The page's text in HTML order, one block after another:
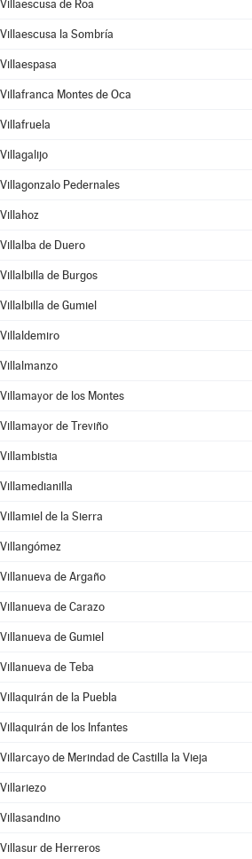
Villaescusa de Roa
Villaescusa la Sombría
Villaespasa
Villafranca Montes de Oca
Villafruela
Villagalijo
Villagonzalo Pedernales
Villahoz
Villalba de Duero
Villalbilla de Burgos
Villalbilla de Gumiel
Villaldemiro
Villalmanzo
Villamayor de los Montes
Villamayor de Treviño
Villambistia
Villamedianilla
Villamiel de la Sierra
Villangómez
Villanueva de Argaño
Villanueva de Carazo
Villanueva de Gumiel
Villanueva de Teba
Villaquirán de la Puebla
Villaquirán de los Infantes
Villarcayo de Merindad de Castilla la Vieja
Villariezo
Villasandino
Villasur de Herreros